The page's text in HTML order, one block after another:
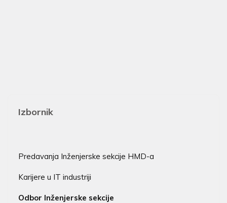
Izbornik
Predavanja Inženjerske sekcije HMD-a
Karijere u IT industriji
Odbor Inženjerske sekcije